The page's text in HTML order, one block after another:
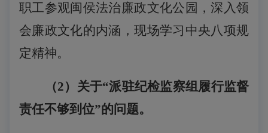
职工参观闽侯法治廉政文化公园，深入领
会廉政文化的内涵，现场学习中央八项规
定精神。
（2）关于“派驻纪检监察组履行监督
责任不够到位”的问题。